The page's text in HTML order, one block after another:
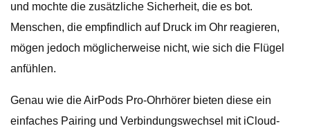
und mochte die zusätzliche Sicherheit, die es bot.
Menschen, die empfindlich auf Druck im Ohr reagieren,
mögen jedoch möglicherweise nicht, wie sich die Flügel
anfühlen.
Genau wie die AirPods Pro-Ohrhörer bieten diese ein
einfaches Pairing und Verbindungswechsel mit iCloud-